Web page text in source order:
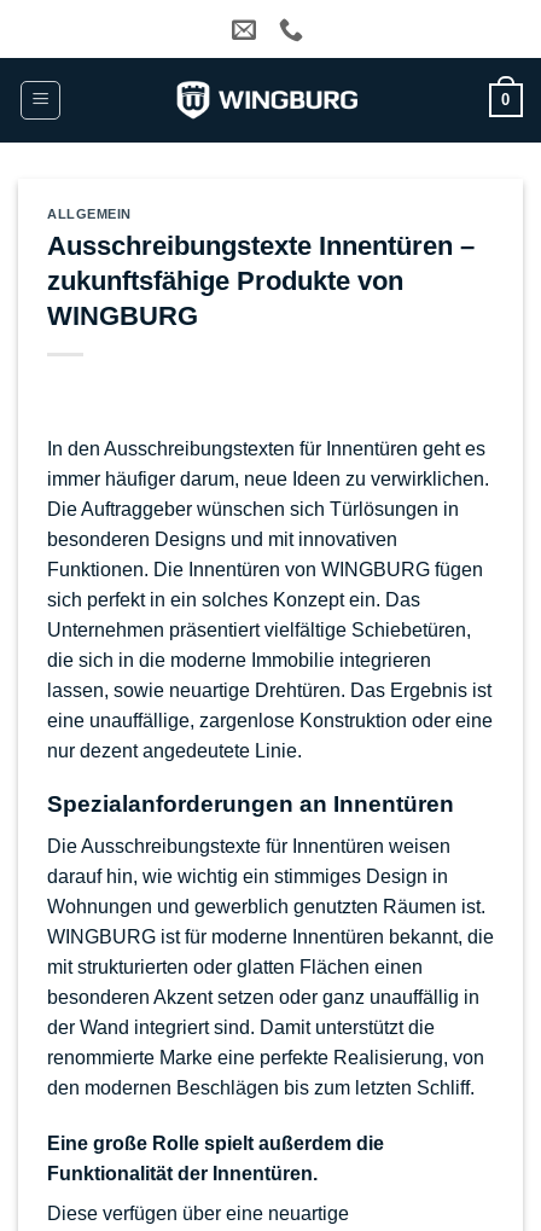
0
ALLGEMEIN
Ausschreibungstexte Innentüren –
zukunftsfähige Produkte von
WINGBURG
In den Ausschreibungstexten für Innentüren geht es
immer häufiger darum, neue Ideen zu verwirklichen.
Die Auftraggeber wünschen sich Türlösungen in
besonderen Designs und mit innovativen
Funktionen. Die Innentüren von WINGBURG fügen
sich perfekt in ein solches Konzept ein. Das
Unternehmen präsentiert vielfältige Schiebetüren,
die sich in die moderne Immobilie integrieren
lassen, sowie neuartige Drehtüren. Das Ergebnis ist
eine unauffällige, zargenlose Konstruktion oder eine
nur dezent angedeutete Linie.
Spezialanforderungen an Innentüren
Die Ausschreibungstexte für Innentüren weisen
darauf hin, wie wichtig ein stimmiges Design in
Wohnungen und gewerblich genutzten Räumen ist.
WINGBURG ist für moderne Innentüren bekannt, die
mit strukturierten oder glatten Flächen einen
besonderen Akzent setzen oder ganz unauffällig in
der Wand integriertsind. Damit unterstützt die
renommierte Marke eine perfekte Realisierung, von
den modernen Beschlägen bis zum letzten Schliff.
Eine große Rolle spielt außerdem die
Funktionalität der Innentüren.
Diese verfügen über eine neuartige